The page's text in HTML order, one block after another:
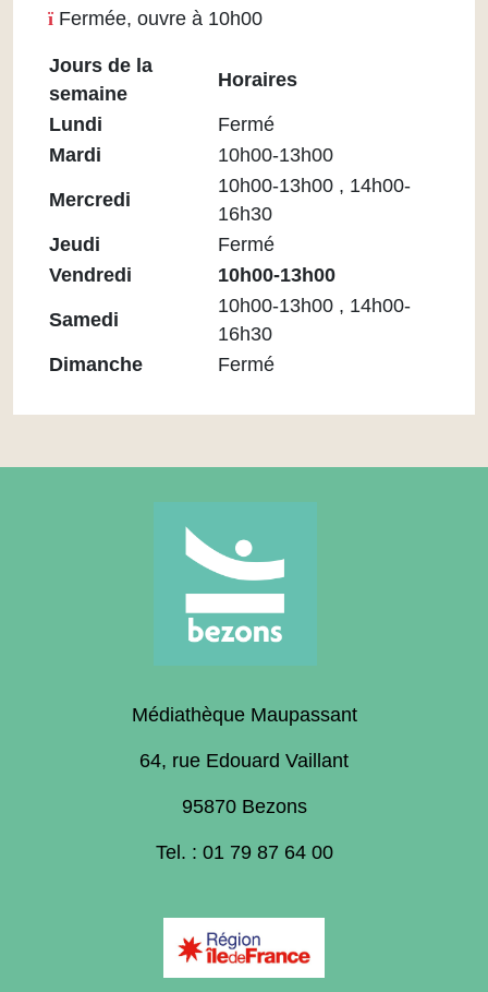
Fermée, ouvre à 10h00
Horaires
Médiathèque
Jours de la
semaine
Horaires
Lundi
Fermé
Mardi
10h00-13h00
Mercredi
10h00-13h00 , 14h00-
16h30
Jeudi
Fermé
Vendredi
10h00-13h00
Samedi
10h00-13h00 , 14h00-
16h30
Dimanche
Fermé
Médiathèque Maupassant
64, rue Edouard Vaillant
95870 Bezons
Tel. : 01 79 87 64 00